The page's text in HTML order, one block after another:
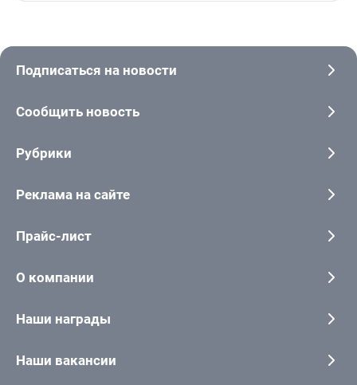
Подписаться на новости
Сообщить новость
Рубрики
Реклама на сайте
Прайс-лист
О компании
Наши награды
Наши вакансии